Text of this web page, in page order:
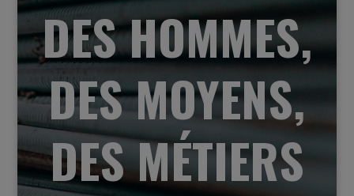
DES HOMMES,
DES MOYENS,
DES MÉTIERS